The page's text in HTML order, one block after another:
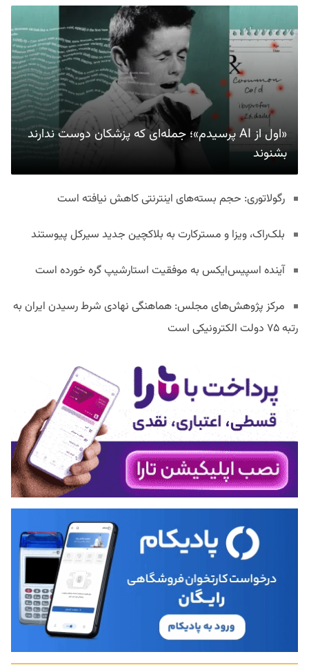
«اول از AI پرسیدم»؛ جمله‌ای که پزشکان دوست ندارند
بشنوند
رگولاتوری: حجم بسته‌های اینترنتی کاهش نیافته است
بلک‌راک، ویزا و مسترکارت به بلاکچین جدید سیرکل پیوستند
آینده اسپیس‌ایکس به موفقیت استارشیپ گره خورده است
مرکز پژوهش‌های مجلس: هماهنگی نهادی شرط رسیدن ایران به
رتبه ۷۵ دولت الکترونیکی است